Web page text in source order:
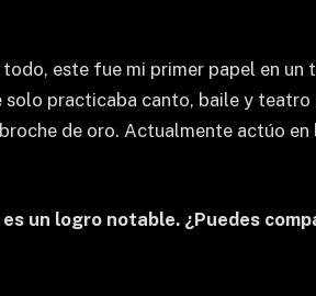
todo, este fue mi primer papel en
practicaba canto, baile y
de oro. Actualmente actúo
un logro notable. ¿Puedes